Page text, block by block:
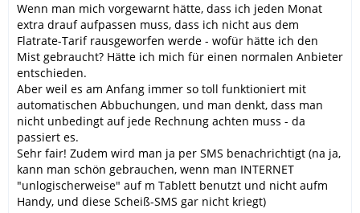
Wenn man mich vorgewarnt hätte, dass ich jeden Monat
extra drauf aufpassen muss, dass ich nicht aus dem
Flatrate-Tarif rausgeworfen werde - wofür hätte ich den
Mist gebraucht? Hätte ich mich für einen normalen Anbieter
entschieden.
Aber weil es am Anfang immer so toll funktioniert mit
automatischen Abbuchungen, und man denkt, dass man
nicht unbedingt auf jede Rechnung achten muss - da
passiert es.
Sehr fair! Zudem wird man ja per SMS benachrichtigt (na ja,
kann man schön gebrauchen, wenn man INTERNET
"unlogischerweise" auf m Tablett benutzt und nicht aufm
Handy, und diese Scheiß-SMS gar nicht kriegt)